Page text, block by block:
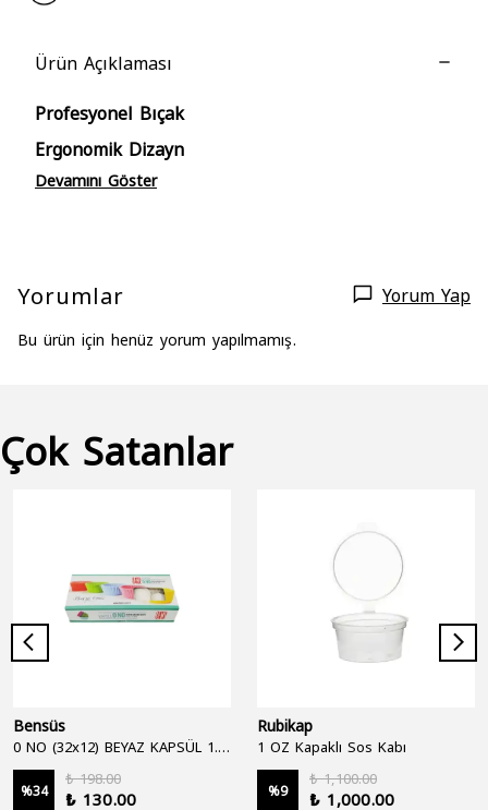
Ürün Açıklaması
Profesyonel Bıçak
Ergonomik Dizayn
Devamını Göster
Yorumlar Yorum Yap
Bu ürün için henüz yorum yapılmamış.
Çok Satanlar
Bensüs
%34
₺ 198.00
₺ 130.00
Rubikap
1 OZ Kapaklı Sos Kabı
%9
₺ 1,100.00
₺ 1,000.00